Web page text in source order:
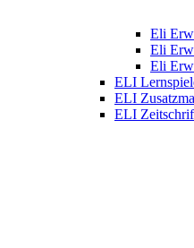
Eli
Eli
Eli
ELI
ELI
ELI